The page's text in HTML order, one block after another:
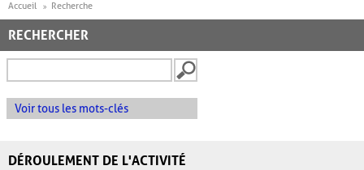
Accueil Recherche
RECHERCHER
Voir tous les mots-clés
DÉROULEMENT DE L'ACTIVITÉ